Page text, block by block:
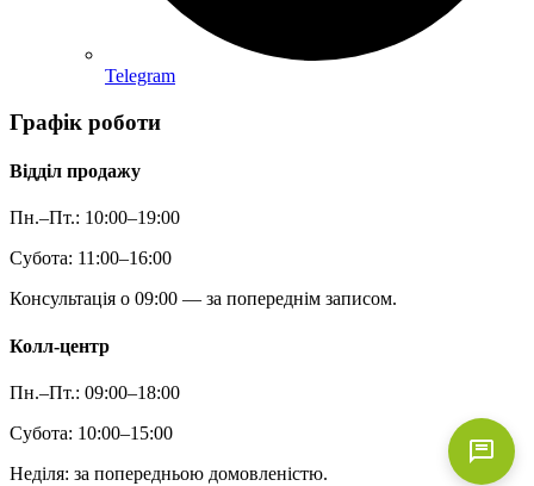
Telegram
Графік роботи
Відділ продажу
Пн.–Пт.: 10:00–19:00
Субота: 11:00–16:00
Консультація о 09:00 — за попереднім записом.
Колл-центр
Пн.–Пт.: 09:00–18:00
Субота: 10:00–15:00
Неділя: за попередньою домовленістю.